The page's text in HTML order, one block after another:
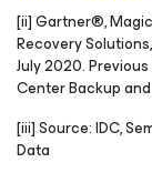
[ii] Gartner®,
Recovery
July 2020.
Center Backup
[iii] Source:IDC,
Data